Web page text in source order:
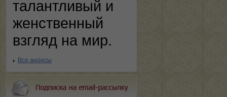
талантливый и
женственный
взгляд на мир.
Все анонсы